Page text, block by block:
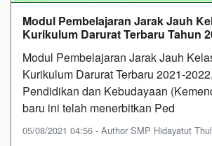
Modul Pembelajaran Jarak Jauh
Kurikulum Darurat Terbaru Tahun
Modul Pembelajaran Jarak Jauh
Kurikulum Darurat Terbaru 2021-
Pendidikan dan Kebudayaan
baru ini telah menerbitkan Ped
05/08/2021 04:56 - Author SMP Hidayatut